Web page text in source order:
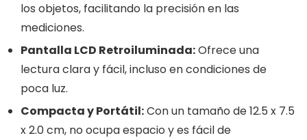
los objetos, facilitando la precisión en las
mediciones.
Pantalla LCD Retroiluminada:Ofrece una
lectura clara y fácil, incluso en condiciones de
poca luz.
Compacta y Portátil:Con un tamaño de 12.5 x 7.5
x 2.0 cm, no ocupa espacio y es fácil de